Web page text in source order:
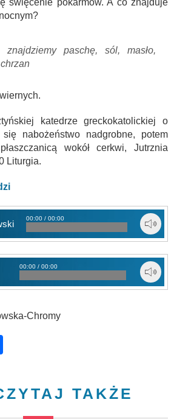
święcenie pokarmów. A co znajduje
znajdziemy paschę, sól, masło,
katedrze greckokatolickiej o
nabożeństwo nadgrobne, potem
wokół cerkwi, Jutrznia
Liturgia.
00:00 / 00:00
00:00 / 00:00
Chromy
TAKŻE